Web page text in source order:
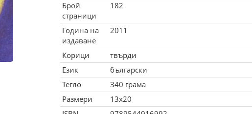
Брой
страници
182
Година на
издаване
2011
Корици
твърди
Език
български
Тегло
340 грама
Размери
13x20